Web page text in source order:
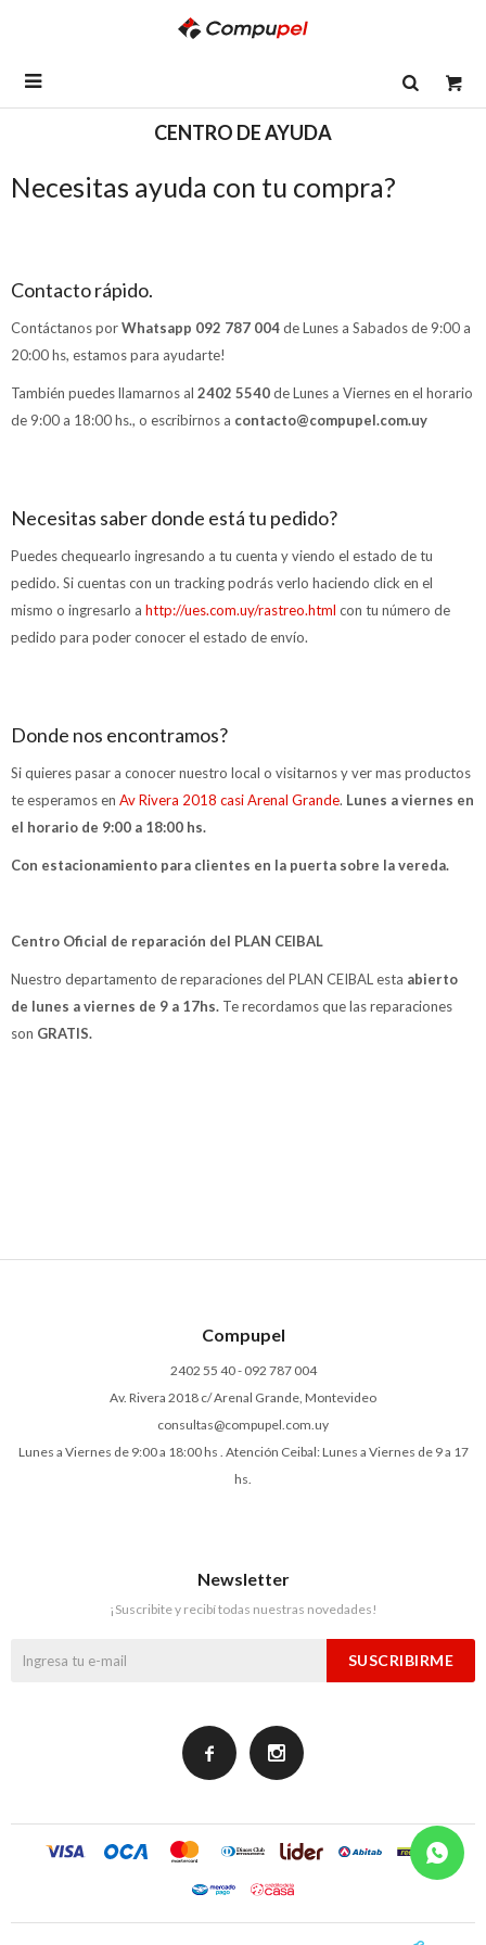

CENTRO DE AYUDA
Necesitas ayuda con tu compra?
Contacto rápido.
Contáctanos porWhatsapp 092 787 004de Lunes a Sabados de 9:00 a
20:00 hs, estamos para ayudarte!
También puedes llamarnos al 2402 5540de Lunes a Viernes en el horario
de 9:00 a 18:00 hs., o escribirnos a contacto@compupel.com.uy
Necesitas saber donde está tu pedido?
Puedes chequearlo ingresando a tu cuenta y viendo el estado de tu
pedido. Si cuentas con un tracking podrás verlo haciendo click en el
mismo o ingresarlo a http://ues.com.uy/rastreo.html con tu número de
pedido para poder conocer el estado de envío.
Donde nos encontramos?
Si quieres pasar a conocer nuestro local o visitarnos y ver mas productos
te esperamos en Av Rivera 2018 casi Arenal Grande. Lunes a viernes en
el horario de 9:00 a 18:00 hs.
Con estacionamiento para clientes en la puerta sobre la vereda.
Centro Oficial de reparación del PLAN CEIBAL
Nuestro departamento de reparaciones del PLAN CEIBAL esta abierto
de lunes a viernes de 9 a 17hs. Te recordamos que las reparaciones
son GRATIS.
Compupel
2402 55 40 - 092 787 004
Av. Rivera 2018 c/ Arenal Grande, Montevideo
consultas@compupel.com.uy
Lunes a Viernes de 9:00 a 18:00 hs . Atención Ceibal: Lunes a Viernes de 9 a 17
hs.
Newsletter
¡Suscribite y recibí todas nuestras novedades!
SUSCRIBIRME
 